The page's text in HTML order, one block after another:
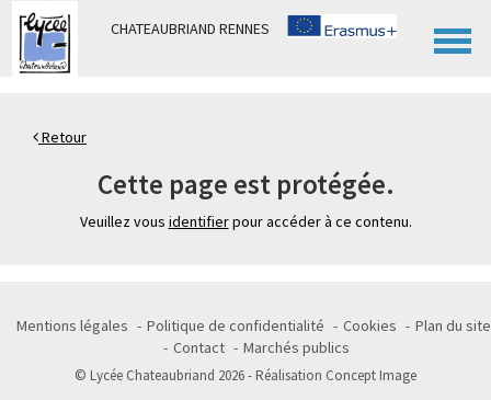
CHATEAUBRIAND RENNES
Retour
Cette page est protégée.
Veuillez vous identifierpour accéder à ce contenu.
Mentions légales Politique de confidentialité Cookies
Plan du site
Contact
Marchés publics
© Lycée Chateaubriand 2026 - Réalisation Concept Image
Panneau de gestion des cookies